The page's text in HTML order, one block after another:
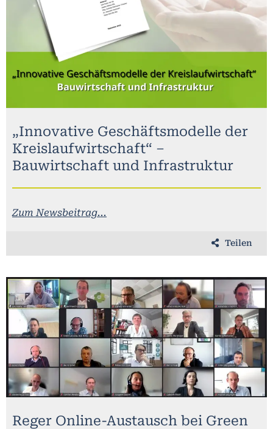
„Innovative Geschäftsmodelle der
Kreislaufwirtschaft“ –
Bauwirtschaft und Infrastruktur
Zum Newsbeitrag...
Teilen
Reger Online-Austausch bei Green